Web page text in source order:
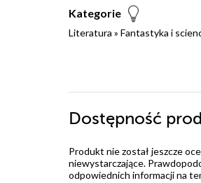
Kategorie
Literatura » Fantastyka i
Dostępność
Produkt nie został jeszcze
niewystarczające.
odpowiednich informacji na